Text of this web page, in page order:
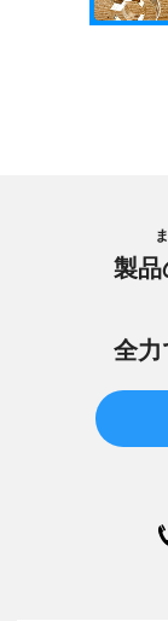
製品
全力